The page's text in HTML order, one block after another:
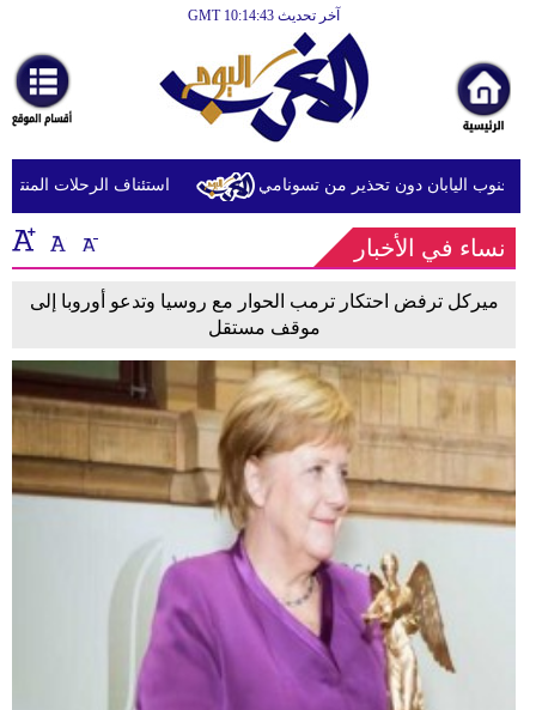
آخر تحديث GMT 10:14:43
أخبارعاجلة
رياضة
ثقافة
إقتصاد
أزياء
صحة
وتغذية
استئناف الرحلات المنتظمة بين
نساء في الأخبار
ميركل ترفض احتكار ترمب الحوار مع روسيا وتدعو أوروبا إلى
موقف مستقل